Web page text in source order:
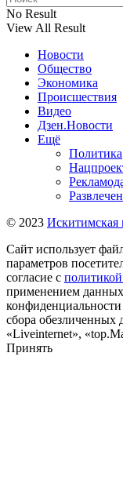
No Result
View All Result
Новости
Общество
Экономика
Происшествия
Видео
Дзен.Новости
Ещё
Политика
© 2023 Искитимская
Сайт использует
параметров
согласие с
применением
сбора
«Liveinternet»,
Принять